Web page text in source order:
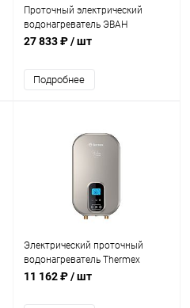
Проточный электрический
водонагреватель ЭВАН
ЭПВН-9,45
27 833 ₽/ шт
Подробнее
Электрический проточный
водонагреватель Thermex
Hudson 7000
11 162 ₽/ шт